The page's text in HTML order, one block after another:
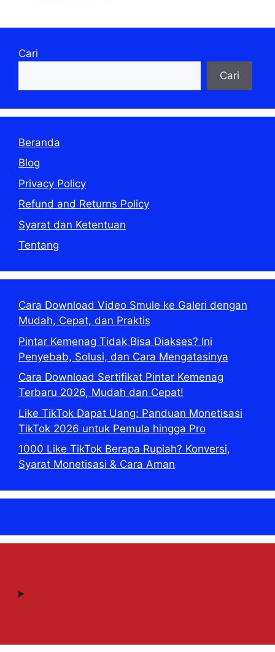
Cari
Cari
Beranda
Blog
Privacy Policy
Refund and Returns Policy
Syarat dan Ketentuan
Tentang
Cara Download Video Smule ke Galeri dengan
Mudah, Cepat, dan Praktis
Pintar Kemenag Tidak Bisa Diakses? Ini
Penyebab, Solusi, dan Cara Mengatasinya
Cara Download Sertifikat Pintar Kemenag
Terbaru 2026, Mudah dan Cepat!
Like TikTok Dapat Uang: Panduan Monetisasi
TikTok 2026 untuk Pemula hingga Pro
1000 Like TikTok Berapa Rupiah? Konversi,
Syarat Monetisasi & Cara Aman